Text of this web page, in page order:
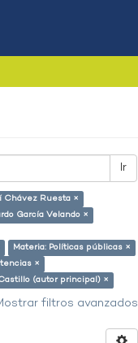
Ir
Chávez Ruesta ×
García Velando ×
Materia: Políticas públicas ×
×
(autor principal) ×
filtros avanzados